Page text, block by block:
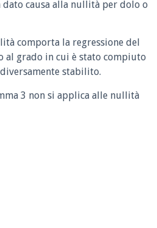
dato causa alla nullità per dolo o
comporta la regressione del
al grado in cui è stato compiuto
diversamente stabilito.
3 non si applica alle nullità